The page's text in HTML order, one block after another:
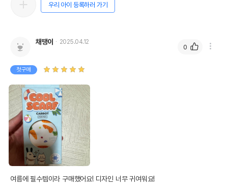
우리 아이 등록하러 가기
채땡이 2025.04.12
첫구매
여름에 필수템이라 구매했어요! 디자인 너무 귀여워요!
0